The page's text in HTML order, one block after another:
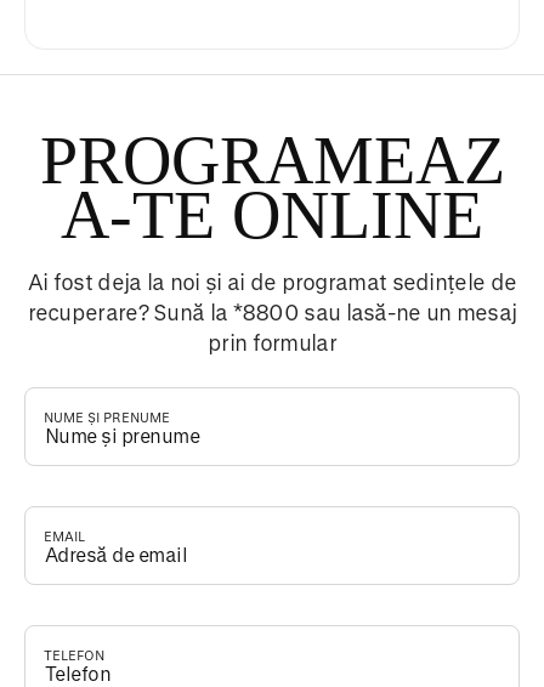
PROGRAMEAZ
A-TE ONLINE
Ai fost deja la noi și ai de programat sedințele de
recuperare? Sună la *8800 sau lasă-ne un mesaj
prin formular
NUME ȘI PRENUME
EMAIL
TELEFON